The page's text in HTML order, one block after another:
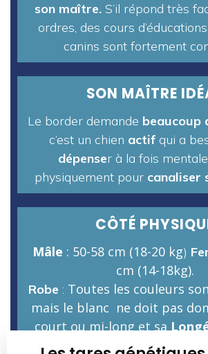
son maître.S’il répond très
ordres, des cours
canins sont fortement
SON MAÎTRE
Le border demande beaucoup
c’est un chien actif qui a
dépenser à la fois
physiquement pourcanaliser
CÔTÉ
Mâle : 50-58 cm (18-20 kg)
cm (14-18kg).
Robe : Toutes les couleurs
mais le blanc ne doit pas
court ou mi-long et sa
ans.